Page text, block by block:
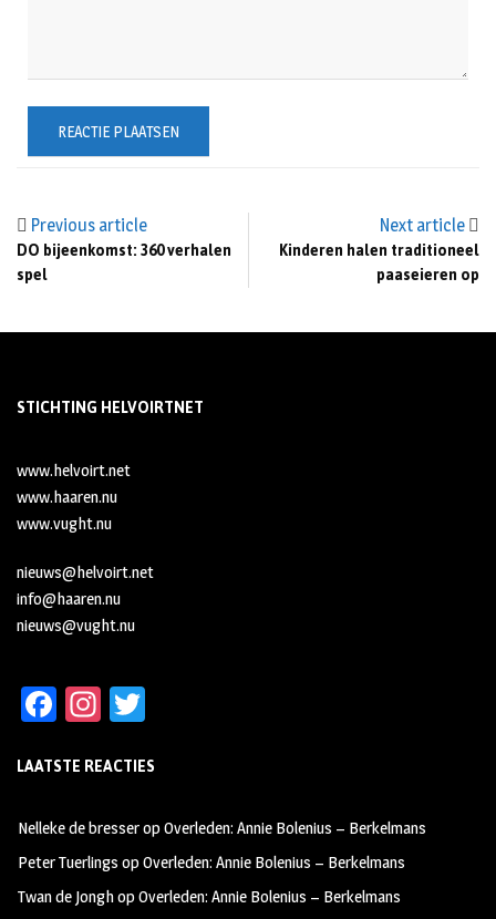
Previous article
DO bijeenkomst: 360 verhalen
spel
Next article
Kinderen halen traditioneel
paaseieren op
STICHTING HELVOIRTNET
www.helvoirt.net
www.haaren.nu
www.vught.nu
nieuws@helvoirt.net
info@haaren.nu
nieuws@vught.nu
Fa
b
oo
k
In
ag
m
tt
LAATSTE REACTIES
Nelleke de bresseropOverleden: Annie Bolenius – Berkelmans
Peter Tuerlings opOverleden: Annie Bolenius – Berkelmans
Twan de JonghopOverleden: Annie Bolenius – Berkelmans